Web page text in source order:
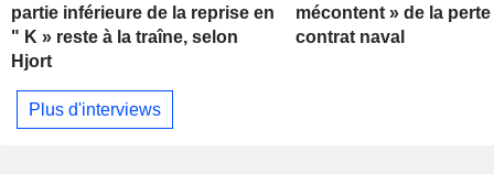
partie inférieure de la reprise en
" K » reste à la traîne, selon
Hjort
mécontent » de la
contrat naval
Plus d'interviews